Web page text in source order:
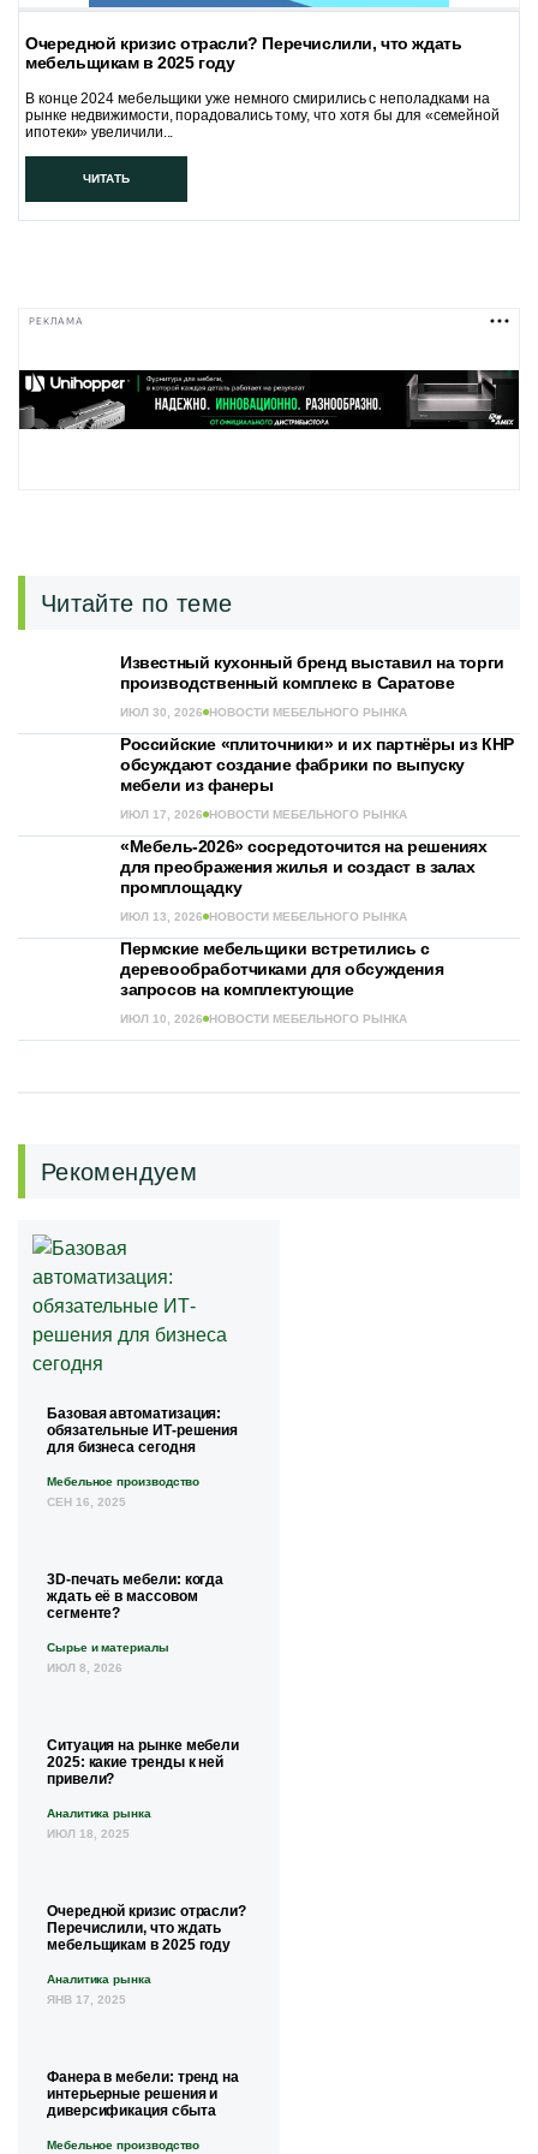
Очередной кризис отрасли? Перечислили, что ждать
мебельщикам в 2025 году
В конце 2024 мебельщики уже немного смирились с неполадками на
рынке недвижимости, порадовались тому, что хотя бы для «семейной
ипотеки» увеличили...
ЧИТАТЬ
РЕКЛАМА
Читайте по теме
Известный кухонный бренд выставил на торги
производственный комплекс в Саратове
ИЮЛ 30, 2026 НОВОСТИ МЕБЕЛЬНОГО РЫНКА
Российские «плиточники» и их партнёры из КНР
обсуждают создание фабрики по выпуску
мебели из фанеры
ИЮЛ 17, 2026 НОВОСТИ МЕБЕЛЬНОГО РЫНКА
«Мебель-2026» сосредоточится на решениях
для преображения жилья и создаст в залах
промплощадку
ИЮЛ 13, 2026 НОВОСТИ МЕБЕЛЬНОГО РЫНКА
Пермские мебельщики встретились с
деревообработчиками для обсуждения
запросов на комплектующие
ИЮЛ 10, 2026 НОВОСТИ МЕБЕЛЬНОГО РЫНКА
Рекомендуем
Базовая автоматизация:
обязательные ИТ-решения
для бизнеса сегодня
Мебельное производство
СЕН 16, 2025
3D-печать мебели: когда
ждать её в массовом
сегменте?
Сырье и материалы
ИЮЛ 8, 2026
Ситуация на рынке мебели
2025: какие тренды к ней
привели?
Аналитика рынка
ИЮЛ 18, 2025
Очередной кризис отрасли?
Перечислили, что ждать
мебельщикам в 2025 году
Аналитика рынка
ЯНВ 17, 2025
Фанера в мебели: тренд на
интерьерные решения и
диверсификация сбыта
Мебельное производство